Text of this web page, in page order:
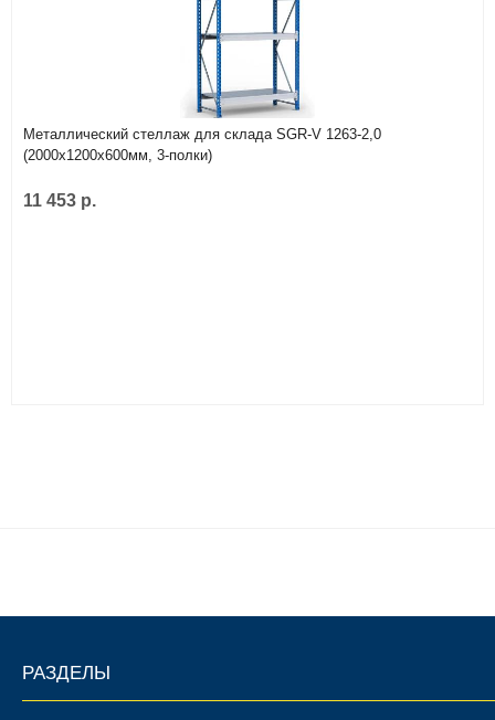
Металлический стеллаж для склада SGR-V 1263-2,0
(2000х1200х600мм, 3-полки)
11 453 р.
РАЗДЕЛЫ